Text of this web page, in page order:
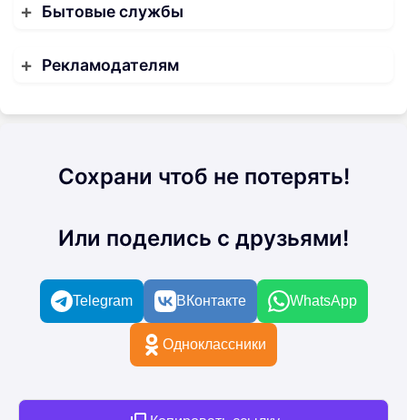
Бытовые службы
Рекламодателям
Сохрани чтоб не потерять!
Или поделись с друзьями!
Telegram ВКонтакте WhatsApp
Одноклассники